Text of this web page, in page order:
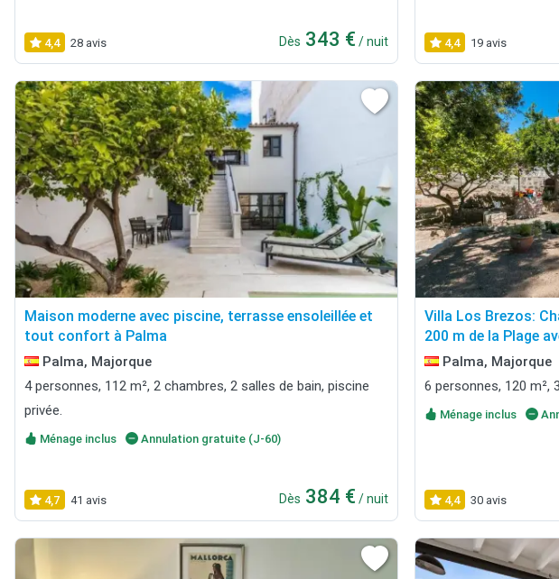
4,4 28 avis Dès 343 € / nuit 4,4 19 avis
Maison moderne avec piscine, terrasse ensoleillée et
tout confort à Palma
Palma, Majorque
4 personnes, 112 m², 2 chambres, 2 salles de bain, piscine
privée.
Ménage inclus Annulation gratuite (J-60)
4,7 41 avis Dès 384 € / nuit
Villa Los Brezos:
200 m de la Plage
Palma, Majorque
6 personnes, 120 m²,
Ménage inclus
4,4 30 avis